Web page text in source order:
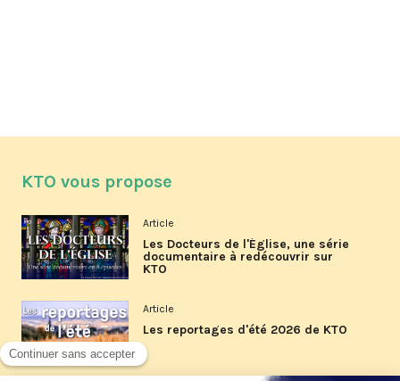
KTO vous propose
Article
Les Docteurs de l'Église, une série
documentaire à redécouvrir sur
KTO
Article
Les reportages d'été 2026 de KTO